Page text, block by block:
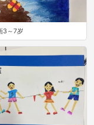
3～7岁